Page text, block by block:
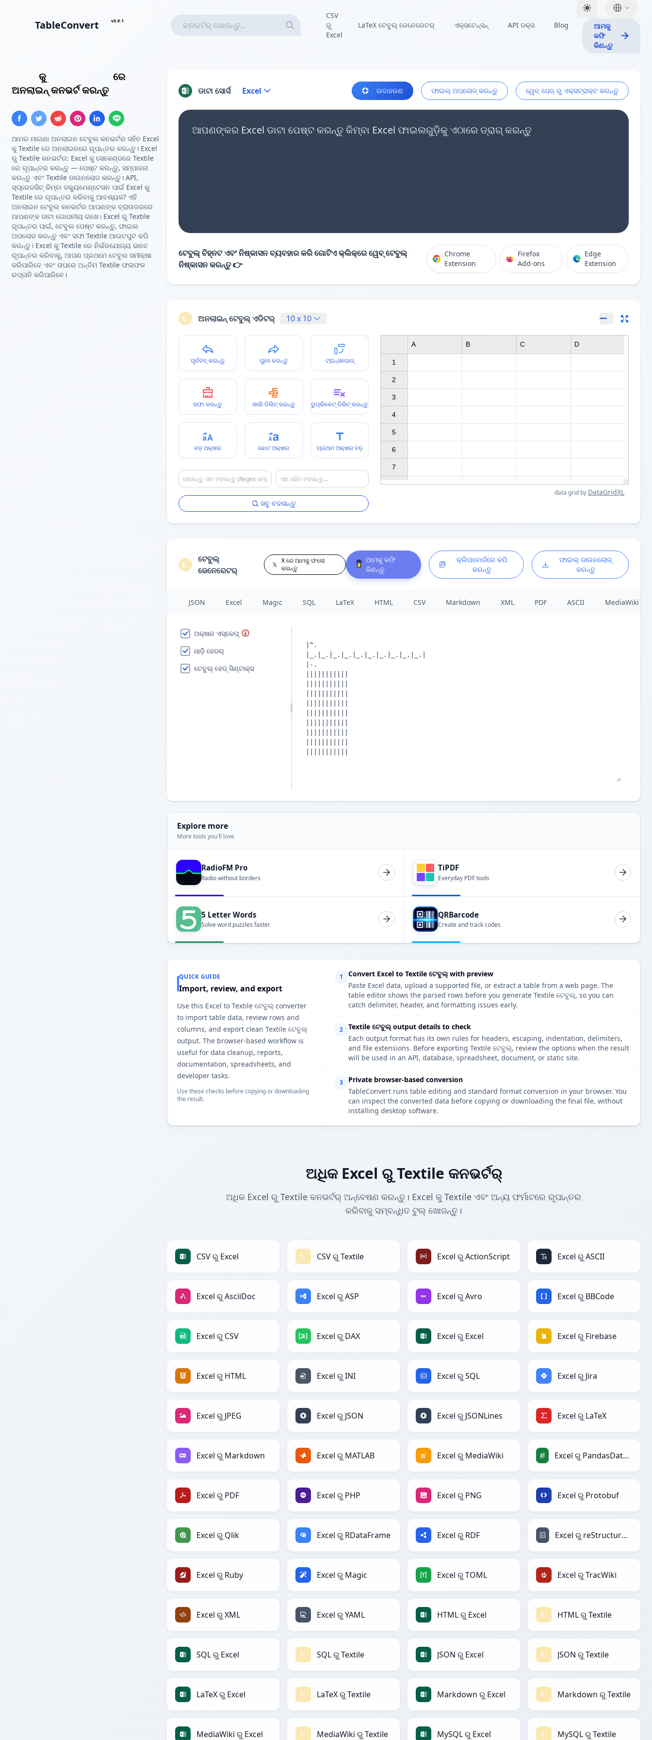
TableConvert v3.0.1
CSV
ରୁ
Excel
LaTeX ଟେବୁଲ୍ ଜେନେରେଟର୍ ଏକ୍ସଟେନ୍ସନ୍ API ଡକ୍ସ Blog
ଆମକୁ
କଫି
କିଣନ୍ତୁ
କୁ
ରେ
ଅନଲାଇନ୍ କନଭର୍ଟ କରନ୍ତୁ
ଆମର ମାଗଣା ଅନଲାଇନ ଟେବୁଲ କନଭର୍ଟର ସହିତ Excel
କୁ Textile ରେ ଅନଲାଇନରେ ରୂପାନ୍ତର କରନ୍ତୁ। Excel
ରୁ Textile କନଭର୍ଟର: Excel କୁ ସେକେଣ୍ଡରେ Textile
ରେ ରୂପାନ୍ତର କରନ୍ତୁ — ପେଷ୍ଟ କରନ୍ତୁ, ସମ୍ପାଦନା
କରନ୍ତୁ ଏବଂ Textile ଡାଉନଲୋଡ କରନ୍ତୁ। API,
ସ୍ପ୍ରେଡସିଟ୍ କିମ୍ବା ଡକ୍ୟୁମେଣ୍ଟେସନ ପାଇଁ Excel କୁ
Textile ରେ ରୂପାନ୍ତର କରିବାକୁ ଆବଶ୍ୟକ? ଏହି
ଅନଲାଇନ ଟେବୁଲ କନଭର୍ଟର ଆପଣଙ୍କ ବ୍ରାଉଜରରେ
ଆପଣଙ୍କ ଡାଟା ଗୋପନୀୟ ରଖେ। Excel ରୁ Textile
ରୂପାନ୍ତର ପାଇଁ, ଟେବୁଲ ପେଷ୍ଟ କରନ୍ତୁ, ଫାଇଲ
ଅପଲୋଡ କରନ୍ତୁ ଏବଂ ସଫା Textile ଆଉଟପୁଟ କପି
କରନ୍ତୁ। Excel କୁ Textile ରେ ନିର୍ଭରଯୋଗ୍ୟ ଭାବେ
ରୂପାନ୍ତର କରିବାକୁ, ଆପଣ ପ୍ରଥମେ ଟେବୁଲ ସମୀକ୍ଷା
କରିପାରିବେ ଏବଂ ତାପରେ ଅନ୍ତିମ Textile ଫଳାଫଳ
ରପ୍ତାନି କରିପାରିବେ।
ଡାଟା ସୋର୍ସ Excel ଉଦାହରଣ ଫାଇଲ୍ ଅପଲୋଡ୍ କରନ୍ତୁ ୱେବ୍ ପେଜ୍ ରୁ ଏକ୍ସଟ୍ରାକ୍ଟ କରନ୍ତୁ
ଆପଣଙ୍କର Excel ଡାଟା ପେଷ୍ଟ କରନ୍ତୁ କିମ୍ବା Excel ଫାଇଲଗୁଡ଼ିକୁ ଏଠାରେ ଡ୍ରାଗ୍ କରନ୍ତୁ
ଟେବୁଲ୍ ଚିହ୍ନଟ ଏବଂ ନିଷ୍କାସନ ବ୍ୟବହାର କରି ଗୋଟିଏ କ୍ଲିକ୍‌ରେ ୱେବ୍ ଟେବୁଲ୍
ନିଷ୍କାସନ କରନ୍ତୁ 👉
Chrome
Extension
Firefox
Add-ons
Edge
Extension
ଅନଲାଇନ୍ ଟେବୁଲ୍ ଏଡିଟର୍ 10x 10
ପୂର୍ବବତ୍ କରନ୍ତୁ ପୁନଃ କରନ୍ତୁ ଟ୍ରାନ୍ସପୋଜ୍
ସଫା କରନ୍ତୁ ଖାଲି ଡିଲିଟ୍ କରନ୍ତୁ ଡୁପ୍ଲିକେଟ୍ ଡିଲିଟ୍ କରନ୍ତୁ
ବଡ଼ ଅକ୍ଷର ଛୋଟ ଅକ୍ଷର ପ୍ରଥମ ଅକ୍ଷର ବଡ଼
ସବୁ ବଦଳାନ୍ତୁ
1
2
3
4
5
6
7
A B C D
data grid by DataGridXL
ଟେବୁଲ୍
ଜେନେରେଟର୍
X ରେ ଆମକୁ ଫଲୋ
କରନ୍ତୁ
ଆମକୁ କଫି
କିଣନ୍ତୁ
କ୍ଲିପବୋର୍ଡରେ କପି
କରନ୍ତୁ
ଫାଇଲ୍ ଡାଉନଲୋଡ୍
କରନ୍ତୁ
JSON Excel Magic SQL LaTeX HTML CSV Markdown XML PDF ASCII MediaWiki
ଅକ୍ଷର ଏସ୍କେପ୍
ଧାଡ଼ି ହେଡର୍
ଟେବୁଲ୍ ହେଡ୍ ସିଣ୍ଟାକ୍ସ
Explore more
More tools you'll love
RadioFM Pro
Radio without borders
TiPDF
Everyday PDF tools
5 Letter Words
Solve word puzzles faster
QRBarcode
Create and track codes
QUICK GUIDE
Import, review, and export
Use this Excel to Textile ଟେବୁଲ୍ converter
to import table data, review rows and
columns, and export clean Textile ଟେବୁଲ୍
output. The browser-based workflow is
useful for data cleanup, reports,
documentation, spreadsheets, and
developer tasks.
Use these checks before copying or downloading
the result.
1
Convert Excel to Textile ଟେବୁଲ୍ with preview
Paste Excel data, upload a supported file, or extract a table from a web page. The
table editor shows the parsed rows before you generate Textile ଟେବୁଲ୍, so you can
catch delimiter, header, and formatting issues early.
2
Textile ଟେବୁଲ୍ output details to check
Each output format has its own rules for headers, escaping, indentation, delimiters,
and file extensions. Before exporting Textile ଟେବୁଲ୍, review the options when the result
will be used in an API, database, spreadsheet, document, or static site.
3
Private browser-based conversion
TableConvert runs table editing and standard format conversion in your browser. You
can inspect the converted data before copying or downloading the final file, without
installing desktop software.
ଅଧିକ Excel ରୁ Textile କନଭର୍ଟର୍
ଅଧିକ Excel ରୁ Textile କନଭର୍ଟର୍ ଅନ୍ବେଷଣ କରନ୍ତୁ। Excel କୁ Textile ଏବଂ ଅନ୍ୟ ଫର୍ମାଟରେ ରୂପାନ୍ତର
କରିବାକୁ ସମ୍ବନ୍ଧିତ ଟୁଲ୍ ଖୋଜନ୍ତୁ।
CSV ରୁ Excel CSV ରୁ Textile Excel ରୁ ActionScript Excel ରୁ ASCII
Excel ରୁ AsciiDoc Excel ରୁ ASP Excel ରୁ Avro Excel ରୁ BBCode
Excel ରୁ CSV Excel ରୁ DAX Excel ରୁ Excel Excel ରୁ Firebase
Excel ରୁ HTML Excel ରୁ INI Excel ରୁ SQL Excel ରୁ Jira
Excel ରୁ JPEG Excel ରୁ JSON Excel ରୁ JSONLines Excel ରୁ LaTeX
Excel ରୁ Markdown Excel ରୁ MATLAB Excel ରୁ MediaWiki Excel ରୁ PandasDataFrame
Excel ରୁ PDF Excel ରୁ PHP Excel ରୁ PNG Excel ରୁ Protobuf
Excel ରୁ Qlik Excel ରୁ RDataFrame Excel ରୁ RDF Excel ରୁ reStructuredText
Excel ରୁ Ruby Excel ରୁ Magic Excel ରୁ TOML Excel ରୁ TracWiki
Excel ରୁ XML Excel ରୁ YAML HTML ରୁ Excel HTML ରୁ Textile
SQL ରୁ Excel SQL ରୁ Textile JSON ରୁ Excel JSON ରୁ Textile
LaTeX ରୁ Excel LaTeX ରୁ Textile Markdown ରୁ Excel Markdown ରୁ Textile
MediaWiki ରୁ Excel MediaWiki ରୁ Textile MySQL ରୁ Excel MySQL ରୁ Textile